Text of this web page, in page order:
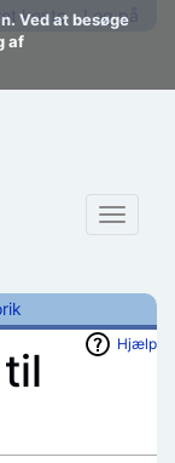
Ved at besøge
af
konto Log på
Toggle
Hjælp